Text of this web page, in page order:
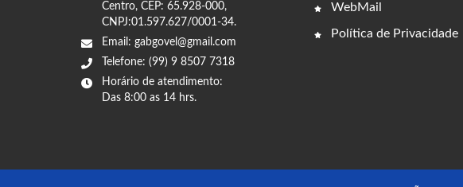
Centro, CEP: 65.928-000,
CNPJ:01.597.627/0001-34.
Email: gabgovel@gmail.com
Telefone: (99) 9 8507 7318
Horário de atendimento:
Das 8:00 as 14 hrs.
WebMail
Política de Privacidade